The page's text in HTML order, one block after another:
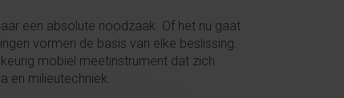
een absolute noodzaak. Of het nu gaat
vormen de basis van elke beslissing.
mobiel meetinstrument dat zich
en milieutechniek.